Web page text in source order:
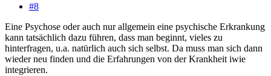
#8
Eine Psychose oder auch nur allgemein eine psychische Erkrankung
kann tatsächlich dazu führen, dass man beginnt, vieles zu
hinterfragen, u.a. natürlich auch sich selbst. Da muss man sich dann
wieder neu finden und die Erfahrungen von der Krankheit iwie
integrieren.